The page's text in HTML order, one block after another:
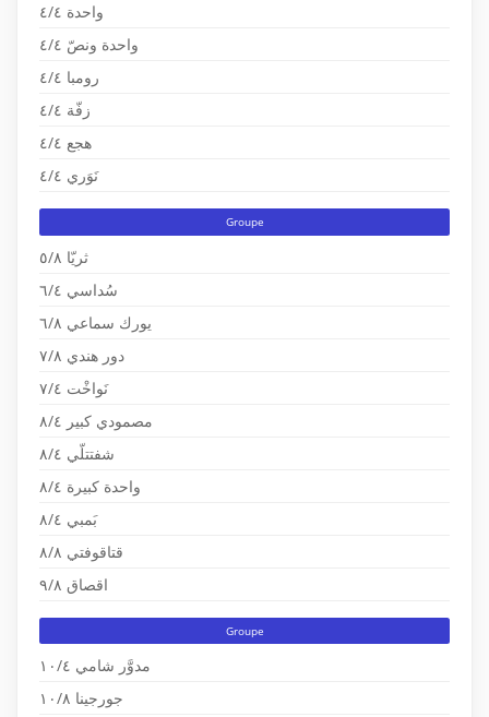
واحدة ٤/٤
واحدة ونصّ ٤/٤
رومبا ٤/٤
زفّة ٤/٤
هجع ٤/٤
نَوَري ٤/٤
Groupe
ثريّا ٥/٨
سُداسي ٦/٤
يورك سماعي ٦/٨
دور هندي ٧/٨
نَواخْت ٧/٤
مصمودي كبير ٨/٤
شفتتلّي ٨/٤
واحدة كبيرة ٨/٤
بَمبي ٨/٤
قتاقوفتي ٨/٨
اقصاق ٩/٨
Groupe
مدوَّر شامي ١٠/٤
جورجينا ١٠/٨